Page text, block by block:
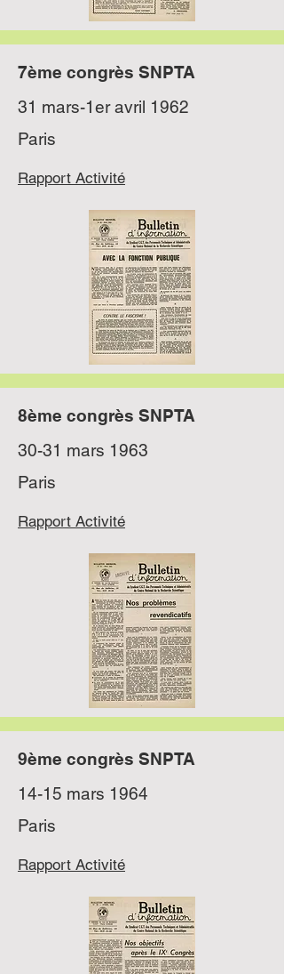
7ème congrès SNPTA
31 mars-1er avril 1962
Paris
Rapport Activité
8ème congrès SNPTA
30-31 mars 1963
Paris
Rapport Activité
9ème congrès SNPTA
14-15 mars 1964
Paris
Rapport Activité